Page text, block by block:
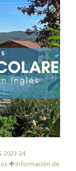
2023-24
Información de